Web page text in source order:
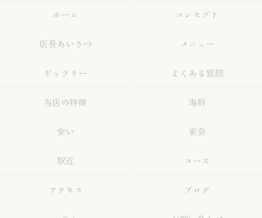
ホーム コンセプト
店長あいさつ メニュー
ギャラリー よくある質問
当店の特徴 海鮮
安い 宴会
駅近 コース
アクセス ブログ